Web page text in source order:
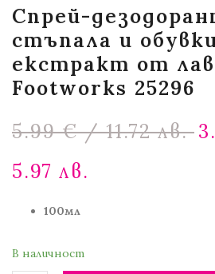
Спрей-
стъпала и
екстракт от
Footworks 25296
5.99€/ 11.72 лв.
5.97 лв.
100мл
В наличност